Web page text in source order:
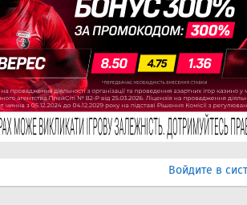
Войдите в